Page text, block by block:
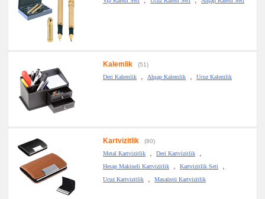
Kalemlik
(51)
Deri Kalemlik
, Ahşap Kalemlik , Ucuz Kalemlik
Kartvizitlik
(80)
Metal Kartvizitlik
, Deri Kartvizitlik ,
Hesap Makineli Kartvizitlik , Kartvizitlik Seti ,
Ucuz Kartvizitlik , Masaüstü Kartvizitlik